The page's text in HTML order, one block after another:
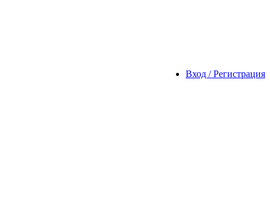
Вход / Регистрация